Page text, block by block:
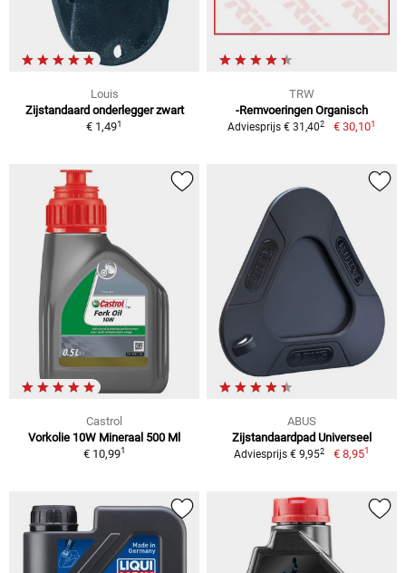
Louis
Zijstandaard onderlegger zwart
€ 1,491
TRW
-Remvoeringen Organisch
Adviesprijs € 31,402 € 30,101
Castrol
Vorkolie 10W Mineraal 500 Ml
€ 10,991
ABUS
Zijstandaardpad Universeel
Adviesprijs € 9,952 € 8,951